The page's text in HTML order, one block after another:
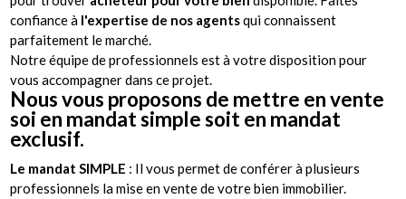
confiance à l'expertise de nos agentsqui connaissent
parfaitement le marché.
Notre équipe de professionnels est à votre disposition pour
vous accompagner dans ce projet.
Nous vous proposons de mettre en vente
soi en mandat simple soit en mandat
exclusif.
Le mandat SIMPLE : Ilvous permet de conférer à plusieurs
professionnels la mise en vente de votre bien immobilier.